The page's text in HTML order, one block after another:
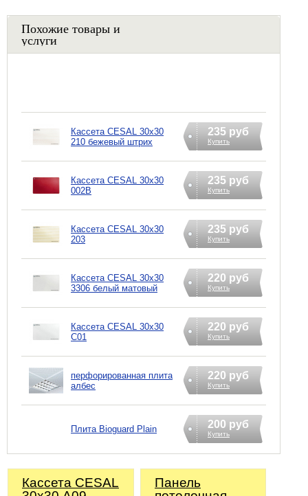
Похожие товары и
услуги
Кассета CESAL 30х30
210 бежевый штрих
235 руб
Купить
Кассета CESAL 30х30
002B
235 руб
Купить
Кассета CESAL 30х30
203
235 руб
Купить
Кассета CESAL 30х30
3306 белый матовый
220 руб
Купить
Кассета CESAL 30х30
C01
220 руб
Купить
перфорированная плита
албес
220 руб
Купить
Плита Bioguard Plain 200 руб
Купить
Кассета CESAL
Панель